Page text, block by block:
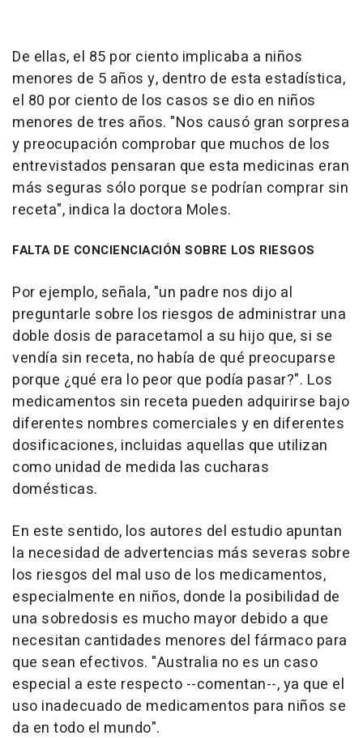
De ellas, el 85 por ciento implicaba a niños
menores de 5 años y, dentro de esta estadística,
el 80 por ciento de los casos se dio en niños
menores de tres años. "Nos causó gran sorpresa
y preocupación comprobar que muchos de los
entrevistados pensaran que esta medicinas eran
más seguras sólo porque se podrían comprar sin
receta", indica la doctora Moles.
FALTA DE CONCIENCIACIÓN SOBRE LOS RIESGOS
Por ejemplo, señala, "un padre nos dijo al
preguntarle sobre los riesgos de administrar una
doble dosis de paracetamol a su hijo que, si se
vendía sin receta, no había de qué preocuparse
porque ¿qué era lo peor que podía pasar?". Los
medicamentos sin receta pueden adquirirse bajo
diferentes nombres comerciales y en diferentes
dosificaciones, incluidas aquellas que utilizan
como unidad de medida las cucharas
domésticas.
En este sentido, los autores del estudio apuntan
la necesidad de advertencias más severas sobre
los riesgos del mal uso de los medicamentos,
especialmente en niños, donde la posibilidad de
una sobredosis es mucho mayor debido a que
necesitan cantidades menores del fármaco para
que sean efectivos. "Australia no es un caso
especial a este respecto --comentan--, ya que el
uso inadecuado de medicamentos para niños se
da en todo el mundo".